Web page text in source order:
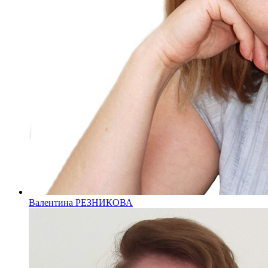
Валентина РЕЗНИКОВА